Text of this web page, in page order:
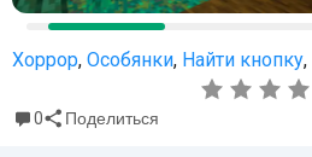
Хоррор, Особянки, Найти кнопку,
0 Поделиться